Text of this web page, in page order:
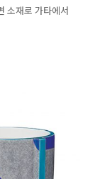
소재로 가타에서